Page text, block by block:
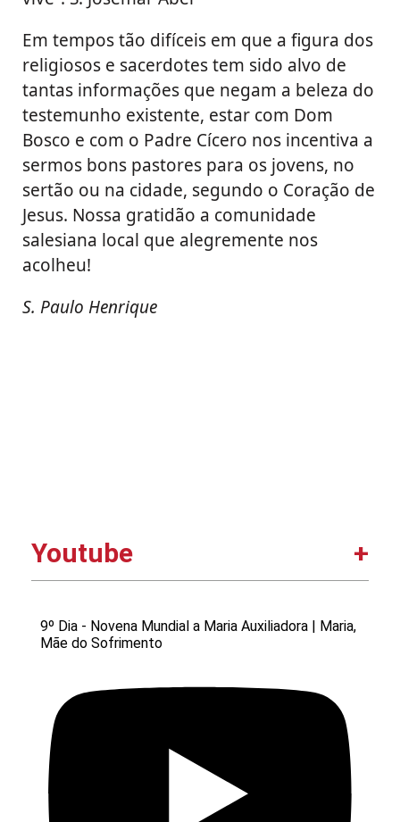
Em tempos tão difíceis em que a figura dos
religiosos e sacerdotes tem sido alvo de
tantas informações que negam a beleza do
testemunho existente, estar com Dom
Bosco e com o Padre Cícero nos incentiva a
sermos bons pastores para os jovens, no
sertão ou na cidade, segundo o Coração de
Jesus. Nossa gratidão a comunidade
salesiana local que alegremente nos
acolheu!
S. Paulo Henrique
Youtube
9º Dia - Novena Mundial a Maria Auxiliadora | Maria,
Mãe do Sofrimento